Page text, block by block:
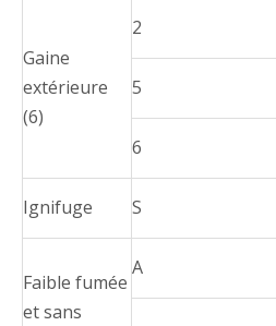
Gaine
extérieure
(6)
2
5
6
Ignifuge
S
Faible fumée
et sans
A